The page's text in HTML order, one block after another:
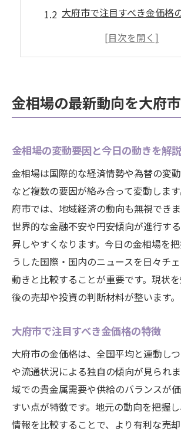
大府市で注目すべき金価格
金相場チャートで見る市場
金を売るならどこがいいか
変動する金相場と資産運用のコ
金価格の動きと上手なリス
金相場予想10年後の資産運
売り時を見極める資産形成
今日金売り時を逃さない運
金相場の知識を活かす投資
金を売るなら押さえるべき大府
金を売るタイミングと相場
大府市で金売却を考える際
金売却時の最新動向を知る重
地域性が影響する金相場の
金 売るならどこがいいか選
金相場チャートから読む賢い売
金相場チャートの見方と実
金相場の最新動向を大府
金相場の変動要因と今日の動きを解説
金相場は国際的な経済情勢や為替の変
など複数の要因が絡み合って変動しま
府市では、地域経済の動向も無視できま
世界的な金融不安や円安傾向が進行す
昇しやすくなります。今日の金相場を
うした国際・国内のニュースを日々チ
動きと比較することが重要です。現状
後の売却や投資の判断材料が整います。
大府市で注目すべき金価格の特徴
大府市の金価格は、全国平均と連動し
や流通状況による独自の傾向が見られ
域での貴金属需要や供給のバランスが
すい点が特徴です。地元の動向を把握
情報を比較することで、より有利な売